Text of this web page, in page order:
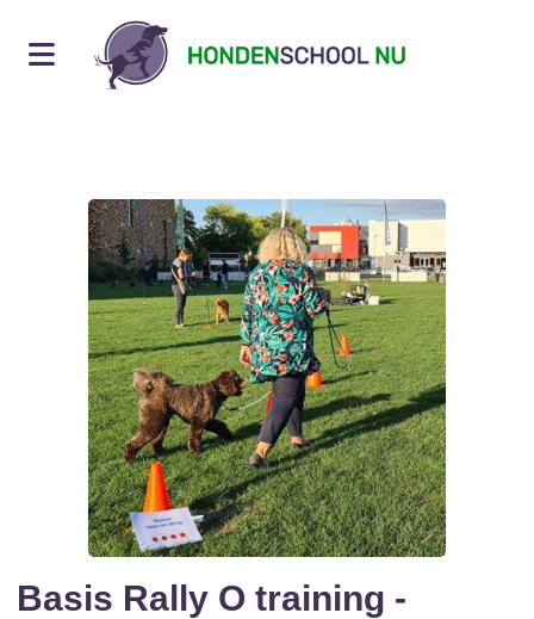
Basis Rally O training -